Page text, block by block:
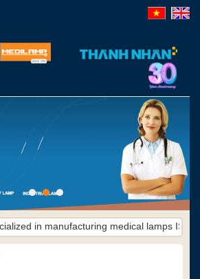
in manufacturing medical lamps ISO